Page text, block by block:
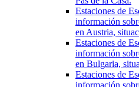
Estaciones de
información
en Austria,
Estaciones de
información
en Bulgaria,
Estaciones de
información